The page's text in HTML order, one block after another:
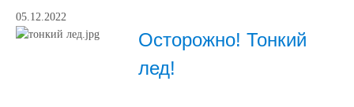
05.12.2022
Осторожно! Тонкий
лед!